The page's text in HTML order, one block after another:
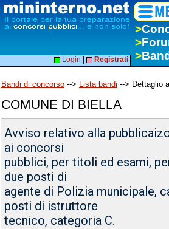
>
>
>
Login Registrati
Bandi di concorso --> Lista bandi --> Dettaglio
COMUNE DI BIELLA
Avviso relativo alla
ai concorsi
pubblici, per titoli ed esami,
due posti di
agente di Polizia municipale,
posti di istruttore
tecnico, categoria C.